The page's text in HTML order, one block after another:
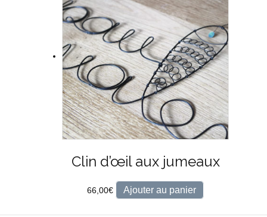
Clin d’œil aux jumeaux
66,00€ Ajouter au panier